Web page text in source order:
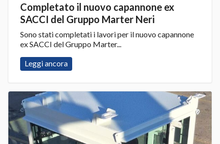
Completato il nuovo capannone ex
SACCI del Gruppo Marter Neri
Sono stati completati i lavori per il nuovo capannone
ex SACCI del Gruppo Marter...
Leggi ancora